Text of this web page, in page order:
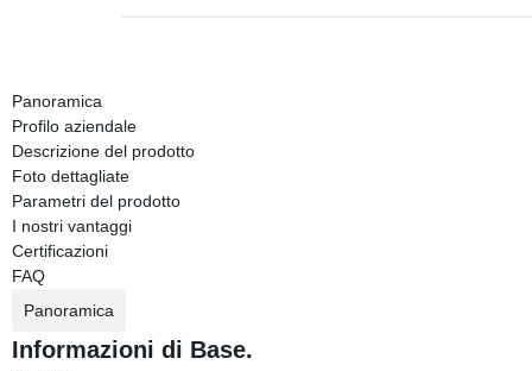
Panoramica
Profilo aziendale
Descrizione del prodotto
Foto dettagliate
Parametri del prodotto
I nostri vantaggi
Certificazioni
FAQ
Panoramica
Informazioni di Base.